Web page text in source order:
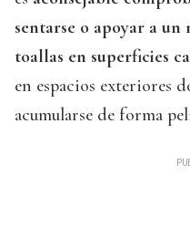
sentarse o apoyar a
toallas en superficies
en espacios exteriores
acumularse de forma